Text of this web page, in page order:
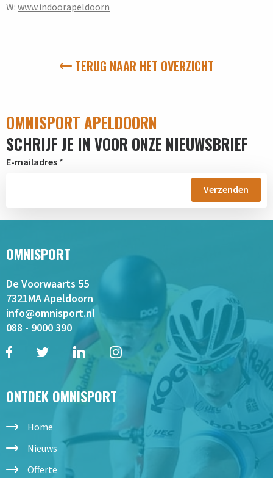
W: www.indoorapeldoorn
TERUG NAAR HET OVERZICHT
OMNISPORT APELDOORN
SCHRIJF JE IN VOOR ONZE NIEUWSBRIEF
E-mailadres *
OMNISPORT
De Voorwaarts 55
7321MA Apeldoorn
info@omnisport.nl
088 - 9000 390
ONTDEK OMNISPORT
Home
Nieuws
Offerte